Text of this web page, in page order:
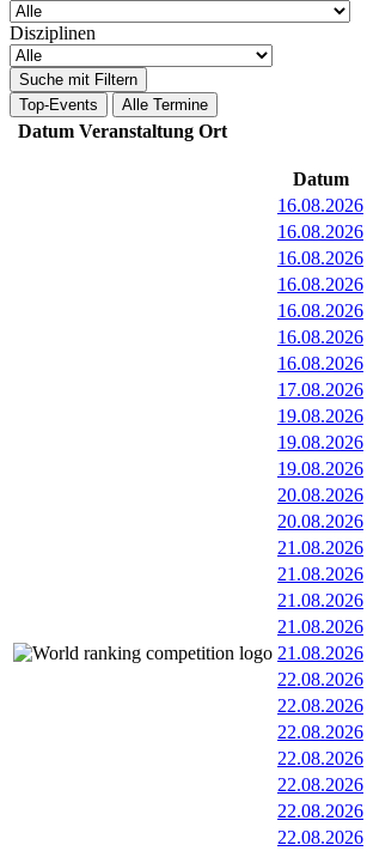
Disziplinen
Suche mit Filtern
Top-Events
Alle Termine
Datum Veranstaltung Ort
Datum
16.08.2026
16.08.2026
16.08.2026
16.08.2026
16.08.2026
16.08.2026
16.08.2026
17.08.2026
19.08.2026
19.08.2026
19.08.2026
20.08.2026
20.08.2026
21.08.2026
21.08.2026
21.08.2026
21.08.2026
21.08.2026
22.08.2026
22.08.2026
22.08.2026
22.08.2026
22.08.2026
22.08.2026
22.08.2026